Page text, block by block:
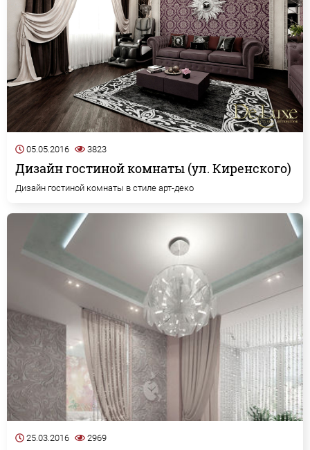
05.05.2016 3823
Дизайн гостиной комнаты (ул. Киренского)
Дизайн гостиной комнаты в стиле арт-деко
25.03.2016 2969